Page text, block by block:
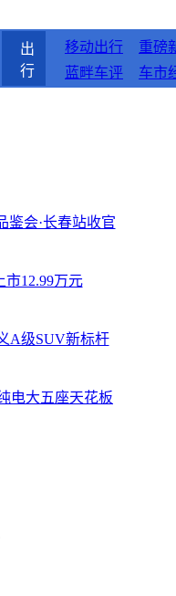
出
行
移动出行
重磅
蓝畔车评
车市